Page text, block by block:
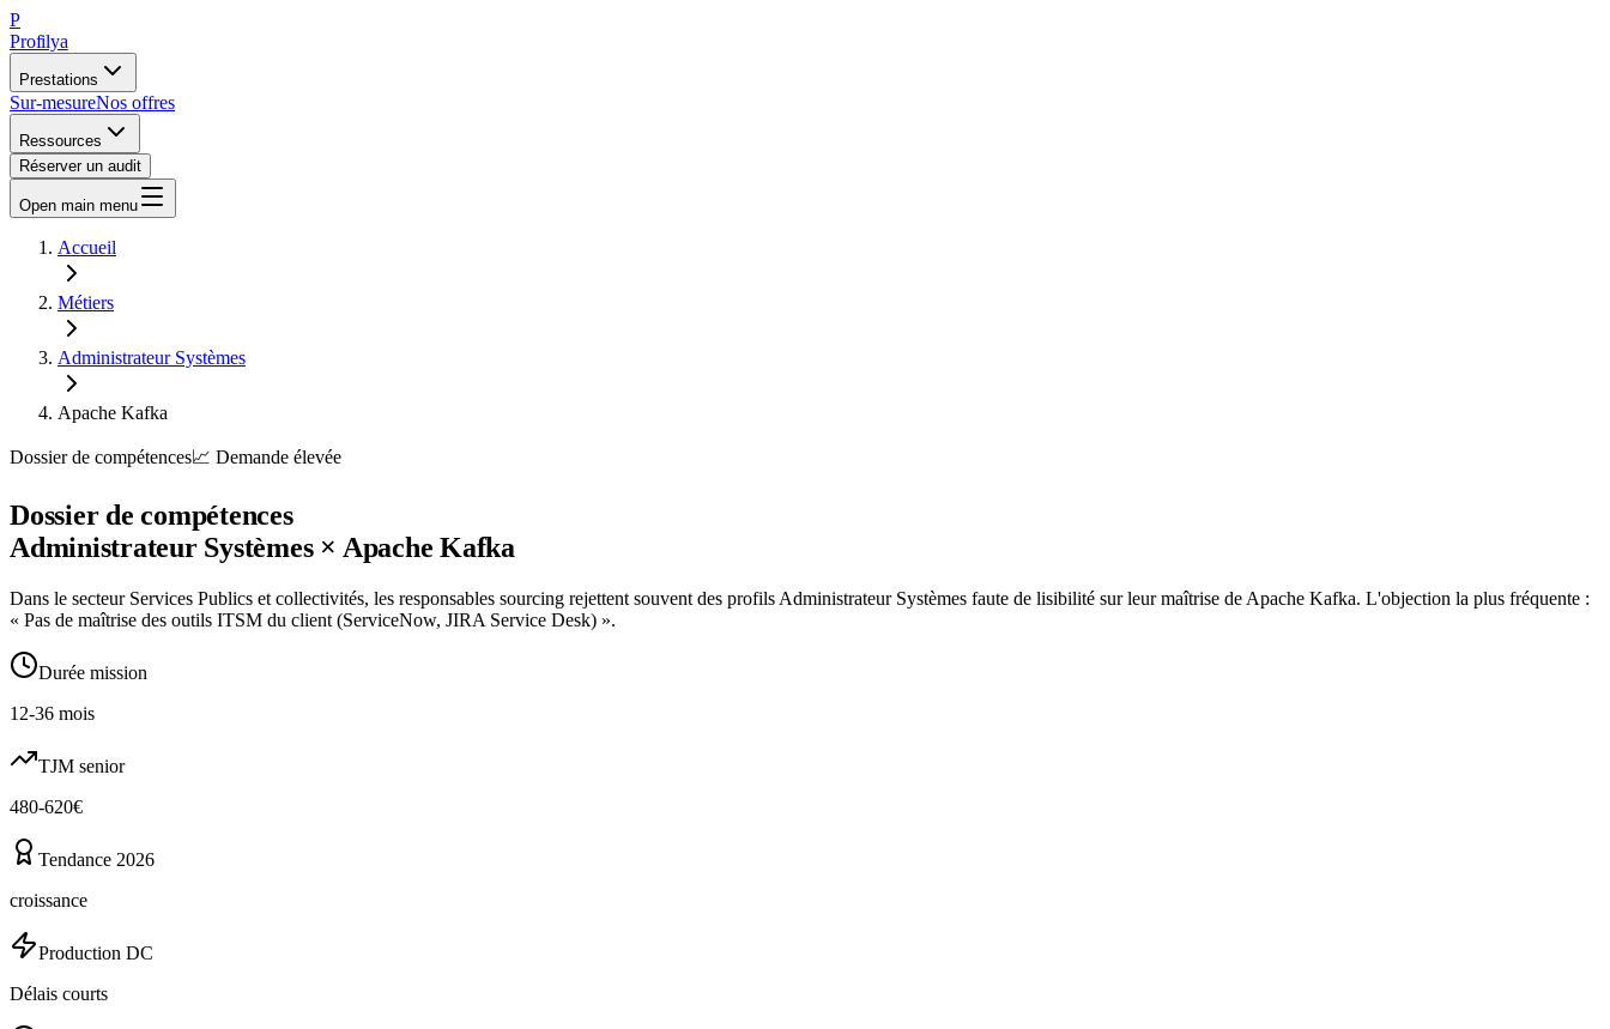
P
Profilya
Prestations
Sur-mesureNos offres
Ressources
Réserver un audit
Open main menu
Accueil
Métiers
Administrateur Systèmes
Apache Kafka
Dossier de compétences📈 Demande élevée
Dossier de compétences
Administrateur Systèmes× Apache Kafka
Dans le secteur Services Publics et collectivités, les responsables sourcing rejettent souvent des profils Administrateur Systèmes faute de lisibilité sur leur maîtrise de Apache Kafka. L'objection la plus fréquente :
« Pas de maîtrise des outils ITSM du client (ServiceNow, JIRA Service Desk) ».
Durée mission
12-36 mois
TJM senior
480-620€
Tendance 2026
croissance
Production DC
Délais courts